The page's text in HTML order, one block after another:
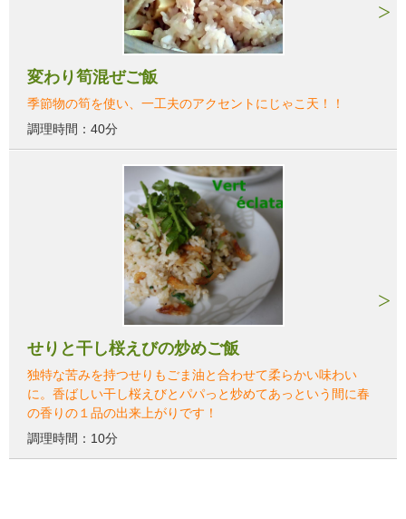
変わり筍混ぜご飯
季節物の筍を使い、一工夫のアクセントにじゃこ天！！
調理時間：40分
せりと干し桜えびの炒めご飯
独特な苦みを持つせりもごま油と合わせて柔らかい味わい
に。香ばしい干し桜えびとパパっと炒めてあっという間に春
の香りの１品の出来上がりです！
調理時間：10分